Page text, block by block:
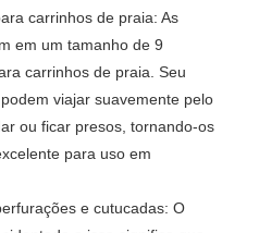
carrinhos de praia: As
em um tamanho de 9
carrinhos de praia. Seu
viajar suavemente pelo
ou ficar presos, tornando-os
para uso em
e cutucadas: O